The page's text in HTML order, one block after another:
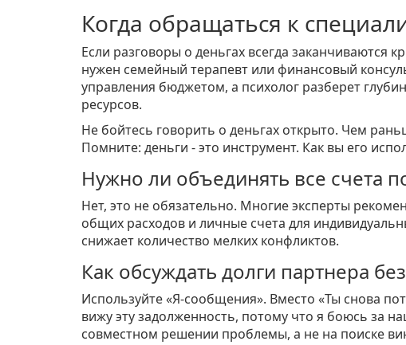
Когда обращаться к
Если разговоры о деньгах всегда
нужен семейный терапевт или финансовый
управления бюджетом, а психолог разберет
ресурсов.
Не бойтесь говорить о деньгах открыто. Чем
Помните: деньги - это инструмент. Как вы его
Нужно ли объединять все счета
Нет, это не обязательно. Многие эксперты
общих расходов и личные счета для
снижает количество мелких конфликтов.
Как обсуждать долги партнера
Используйте «Я-сообщения». Вместо «Ты снова
вижу эту задолженность, потому что я боюсь за
совместном решении проблемы, а не на поиске